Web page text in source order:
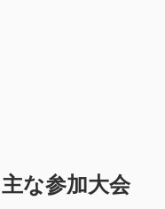
主な参加大会